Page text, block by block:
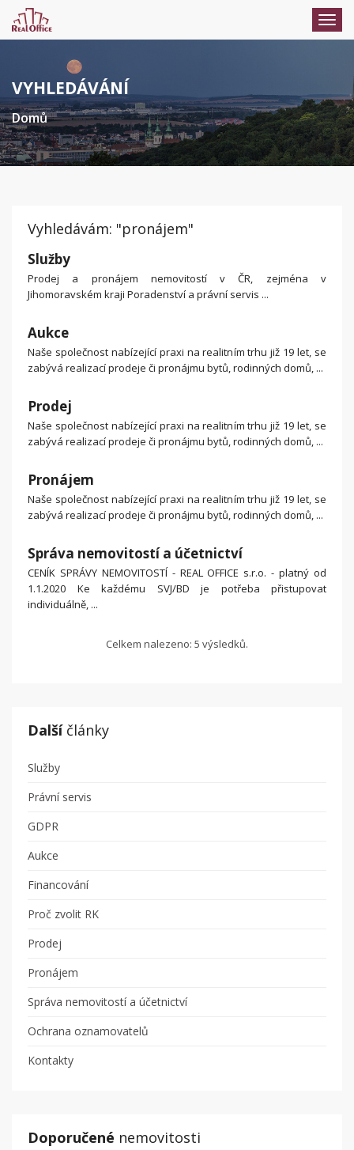
VYHLEDÁVÁNÍ
Domů
Vyhledávám: "pronájem"
Služby
Prodej a pronájem nemovitostí v ČR, zejména v
Jihomoravském kraji Poradenství a právní servis ...
Aukce
Naše společnost nabízející praxi na realitním trhu již 19 let, se
zabývá realizací prodeje či pronájmu bytů, rodinných domů, ...
Prodej
Naše společnost nabízející praxi na realitním trhu již 19 let, se
zabývá realizací prodeje či pronájmu bytů, rodinných domů, ...
Pronájem
Naše společnost nabízející praxi na realitním trhu již 19 let, se
zabývá realizací prodeje či pronájmu bytů, rodinných domů, ...
Správa nemovitostí a účetnictví
CENÍK SPRÁVY NEMOVITOSTÍ - REAL OFFICE s.r.o. - platný od
1.1.2020 Ke každému SVJ/BD je potřeba přistupovat
individuálně, ...
Celkem nalezeno: 5 výsledků.
Další články
Služby
Právní servis
GDPR
Aukce
Financování
Proč zvolit RK
Prodej
Pronájem
Správa nemovitostí a účetnictví
Ochrana oznamovatelů
Kontakty
Doporučené nemovitosti